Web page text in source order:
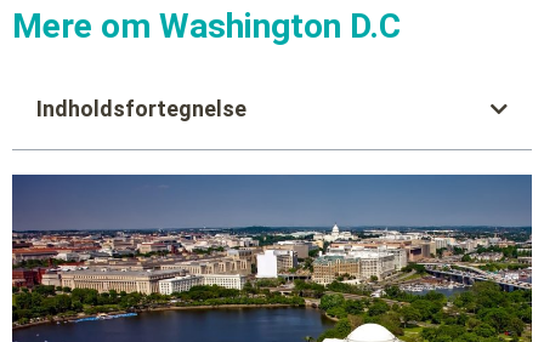
Mere om Washington D.C
Indholdsfortegnelse